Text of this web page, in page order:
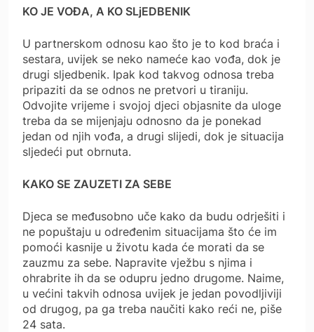
KO JE VOĐA, A KO SLjEDBENIK
U partnerskom odnosu kao što je to kod braća i
sestara, uvijek se neko nameće kao vođa, dok je
drugi sljedbenik. Ipak kod takvog odnosa treba
pripaziti da se odnos ne pretvori u tiraniju.
Odvojite vrijeme i svojoj djeci objasnite da uloge
treba da se mijenjaju odnosno da je ponekad
jedan od njih vođa, a drugi slijedi, dok je situacija
sljedeći put obrnuta.
KAKO SE ZAUZETI ZA SEBE
Djeca se međusobno uče kako da budu odrješiti i
ne popuštaju u određenim situacijama što će im
pomoći kasnije u životu kada će morati da se
zauzmu za sebe. Napravite vježbu s njima i
ohrabrite ih da se odupru jedno drugome. Naime,
u većini takvih odnosa uvijek je jedan povodljiviji
od drugog, pa ga treba naučiti kako reći ne, piše
24 sata.